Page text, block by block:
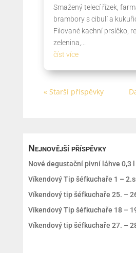
Smažený telecí řízek,
brambory s cibulí a
Filované kachní prsíčko,
zelenina,...
číst více
« Starší příspěvky
Nejnovější příspěvky
Nové degustační pivní láhve 0,3 l
Víkendový Tip šéfkuchaře 1 –
Víkendový tip šéfkuchaře 25. –
Víkendový Tip šéfkuchaře 18 –
Víkendový tip šéfkuchaře 27. –